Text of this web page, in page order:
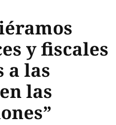
y fiscales
a las
las